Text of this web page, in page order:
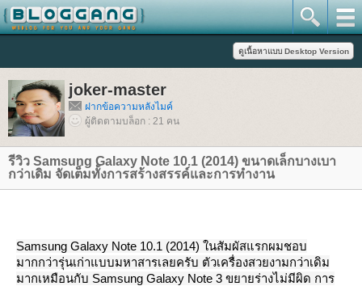
joker-master
ฝากข้อความหลังไมค์
ผู้ติดตามบล็อก : 21 คน
รีวิว Samsung Galaxy Note 10.1 (2014) ขนาดเล็กบางเบา
กว่าเดิม จัดเต็มทั้งการสร้างสรรค์และการทำงาน
Samsung Galaxy Note 10.1 (2014) ในสัมผัสแรกผมชอบ
มากกว่ารุ่นเก่าแบบมหาสารเลยครับ ตัวเครื่องสวยงามกว่าเดิม
มากเหมือนกับ Samsung Galaxy Note 3 ขยายร่างไม่มีผิด การ